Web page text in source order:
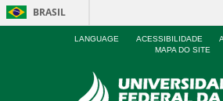
BRASIL
LANGUAGE ACESSIBILIDADE
MAPA DO SITE